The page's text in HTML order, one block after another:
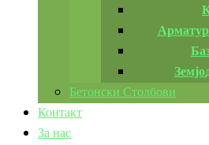
Бетонски Столбови
Контакт
За нас